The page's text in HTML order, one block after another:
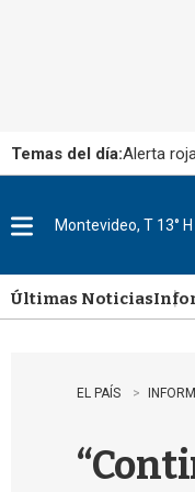
Temas del día:Alerta roja
u
Montevideo, T 13° H
Últimas Noticias
EL PAÍS